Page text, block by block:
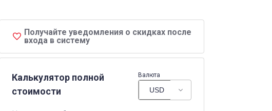
Получайте уведомления о скидках после
входа в систему
Калькулятор полной
стоимости
Валюта